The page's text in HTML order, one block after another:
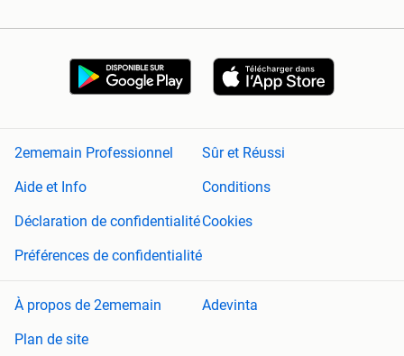
2ememain Professionnel
Sûr et Réussi
Aide et Info
Conditions
Déclaration de confidentialitéCookies
Préférences de confidentialité
À propos de 2ememain
Adevinta
Plan de site